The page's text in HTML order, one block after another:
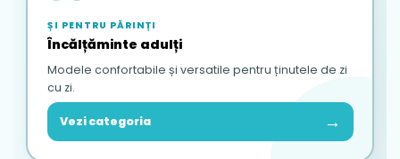
ȘI PENTRU PĂRINȚI
Încălțăminte adulți
Modele confortabile și versatile pentru ținutele de zi
cu zi.
Vezi categoria →